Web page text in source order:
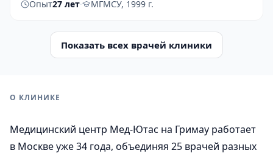
Опыт27 лет· МГМСУ, 1999 г.
Показать всех врачей клиники
О КЛИНИКЕ
Медицинский центр Мед-Ютас на Гримау работает
в Москве уже 34 года, объединяя 25 врачей разных